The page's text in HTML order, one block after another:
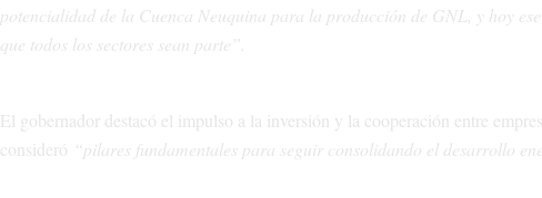
potencialidad de la Cuenca Neuquina para la producción de GNL, y hoy
que todos los sectores sean parte”.
El gobernador destacó el impulso a la inversión y la cooperación entre
consideró “pilares fundamentales para seguir consolidando el desarrollo